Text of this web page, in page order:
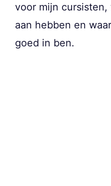
voor mijn
aan hebben en
goed in ben.